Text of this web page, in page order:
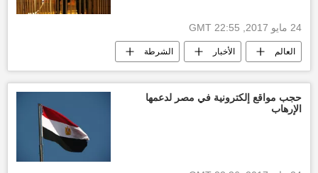
24 مايو 2017, 22:55 GMT
العالم الأخبار الشرطة
مانشستر يونايتد إرهاب
هجوم مانشستر
حجب مواقع إلكترونية في مصر لدعمها
الإرهاب